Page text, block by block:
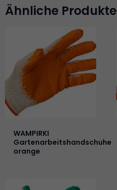
Ähnliche Produkte
WAMPIRKI
Gartenarbeitshandschuhe
orange